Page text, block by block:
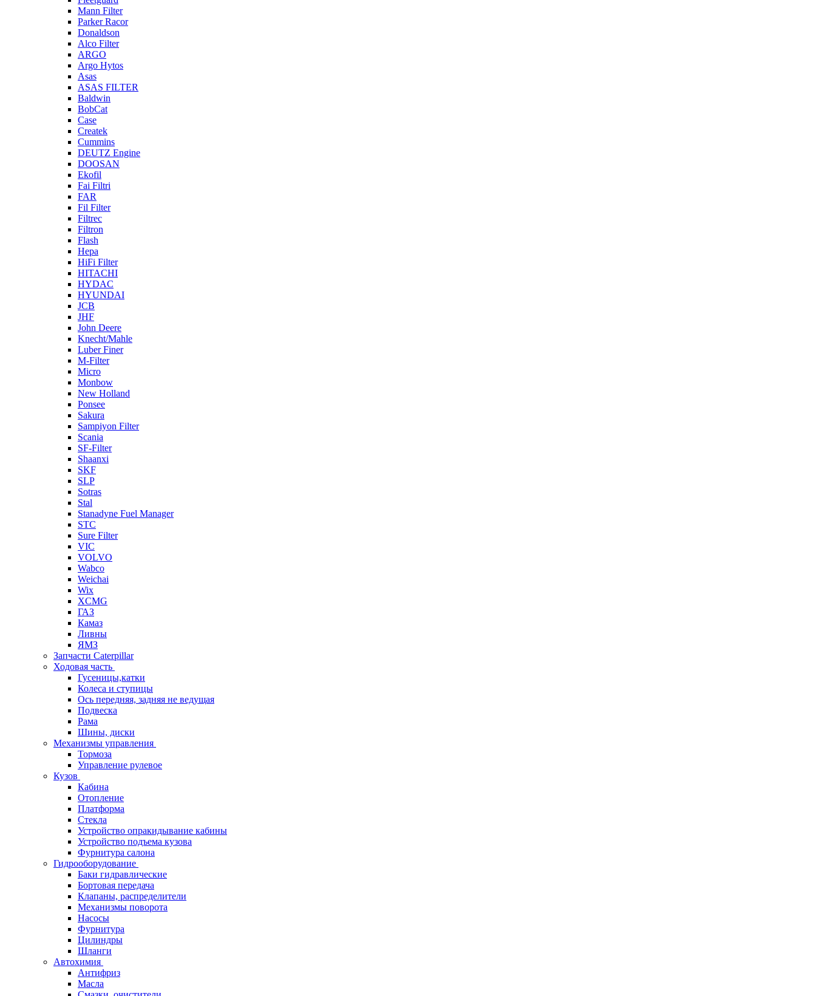
Mann Filter
Parker Racor
Donaldson
Alco Filter
ARGO
Argo Hytos
Asas
ASAS FILTER
Baldwin
BobCat
Case
Createk
Cummins
DEUTZ Engine
DOOSAN
Ekofil
Fai Filtri
FAR
Fil Filter
Filtrec
Filtron
Flash
Hepa
HiFi Filter
HITACHI
HYDAC
HYUNDAI
JCB
JHF
John Deere
Knecht/Mahle
Luber Finer
M-Filter
Micro
Monbow
New Holland
Ponsee
Sakura
Sampiyon Filter
Scania
SF-Filter
Shaanxi
SKF
SLP
Sotras
Stal
Stanadyne Fuel Manager
STC
Sure Filter
VIC
VOLVO
Wabco
Weichai
Wix
XCMG
ГАЗ
Камаз
Ливны
ЯМЗ
Запчасти Caterpillar
Ходовая часть
Гусеницы,катки
Колеса и ступицы
Ось передняя, задняя не ведущая
Подвеска
Рама
Шины, диски
Механизмы управления
Тормоза
Управление рулевое
Кузов
Кабина
Отопление
Платформа
Стекла
Устройство опракидывание кабины
Устройство подъема кузова
Фурнитура салона
Гидрооборудование
Баки гидравлические
Бортовая передача
Клапаны, распределители
Механизмы поворота
Насосы
Фурнитура
Цилиндры
Шланги
Автохимия
Антифриз
Масла